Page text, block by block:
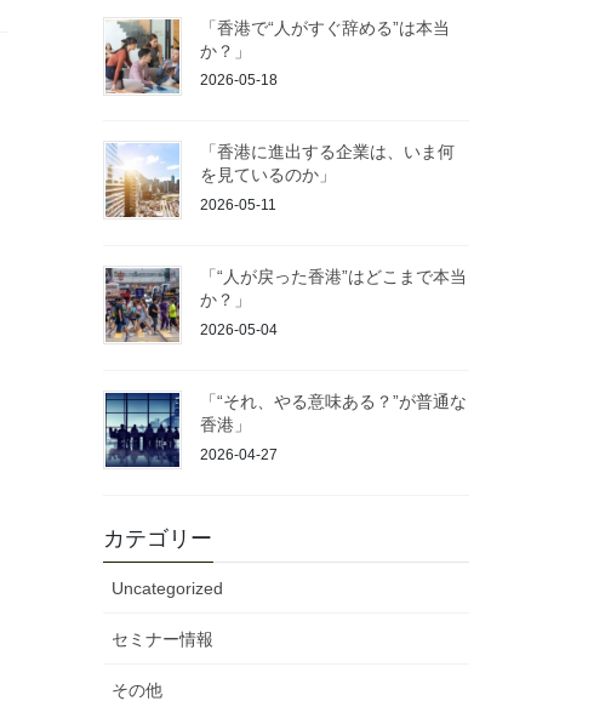
「香港で“人がすぐ辞める”は本当
か？」
2026-05-18
「香港に進出する企業は、いま何
を見ているのか」
2026-05-11
「“人が戻った香港”はどこまで本当
か？」
2026-05-04
「“それ、やる意味ある？”が普通な
香港」
2026-04-27
カテゴリー
Uncategorized
セミナー情報
その他